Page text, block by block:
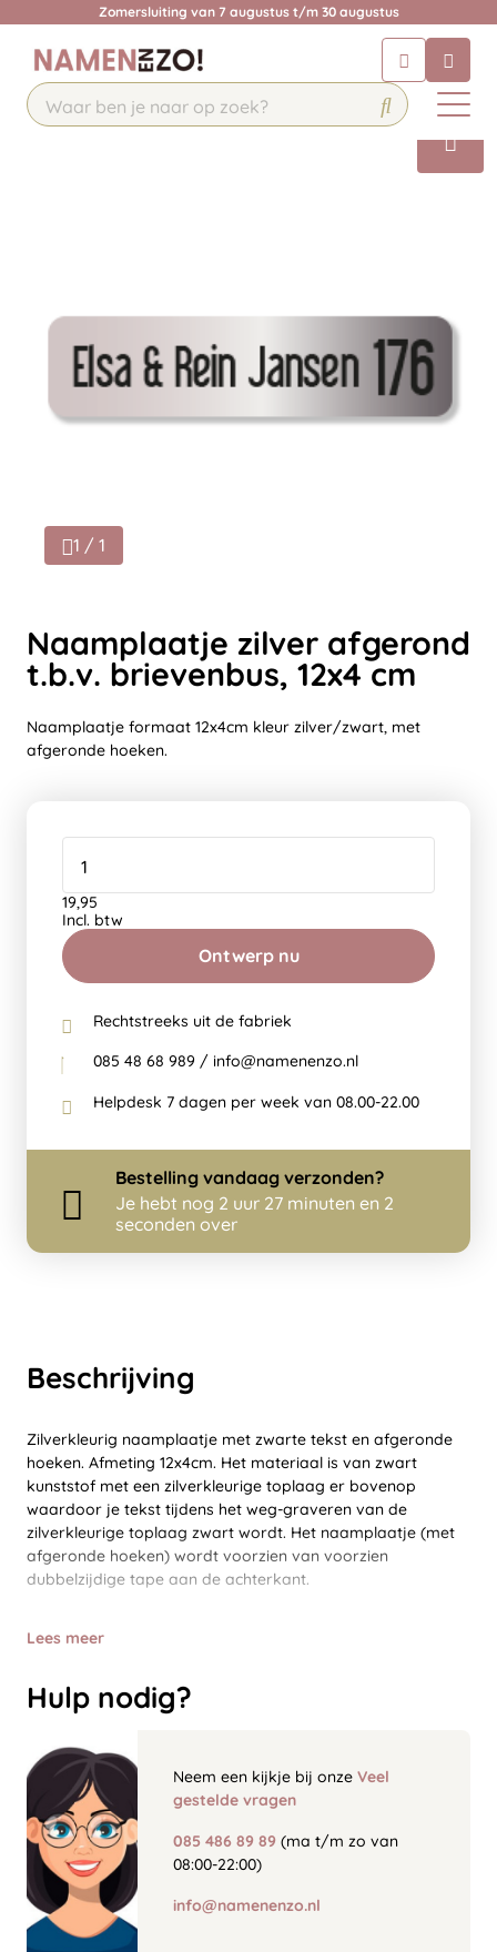
Zomersluiting van 7 augustus t/m 30 augustus
Chat 24/7 met onze chatbot voor
hulp
Contact
Beschrijving
Zilverkleurig naamplaatje met zwarte tekst en afgeronde
hoeken. Afmeting 12x4cm. Het materiaal is van zwart
kunststof met een zilverkleurige toplaag er bovenop
waardoor je tekst tijdens het weg-graveren van de
zilverkleurige toplaag zwart wordt. Het naamplaatje (met
afgeronde hoeken) wordt voorzien van voorzien
dubbelzijdige tape aan de achterkant.
Lees meer
Hulp nodig?
Neem een kijkje bij onze Veel
gestelde vragen
085 486 89 89 (ma t/m zo van
08:00-22:00)
info@namenenzo.nl
1 / 1
Naamplaatje zilver afgerond
t.b.v. brievenbus, 12x4 cm
Naamplaatje formaat 12x4cm kleur zilver/zwart, met
afgeronde hoeken.
Ontwerp nu
19,95
Incl. btw
Rechtstreeks uit de fabriek
085 48 68 989 / info@namenenzo.nl
Helpdesk 7 dagen per week van 08.00-22.00
Bestelling vandaag verzonden?
Je hebt nog 2 uur 27 minuten en 1
seconden over